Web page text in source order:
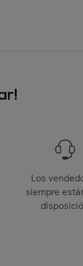
Los
siempre